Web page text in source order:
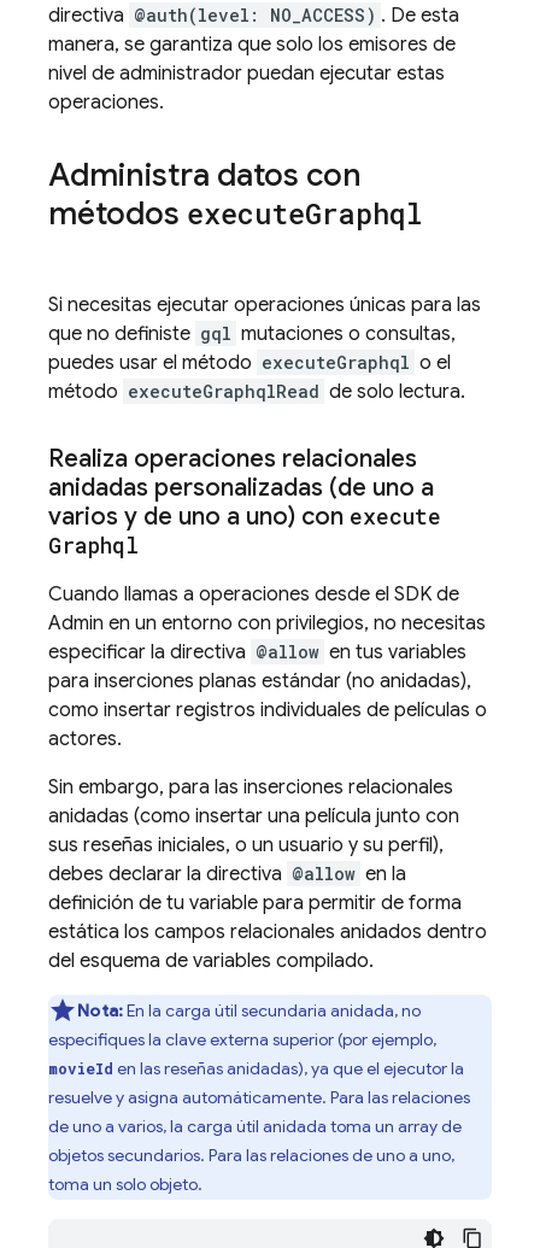
directiva @auth(level: NO_ACCESS) . De esta
manera, se garantiza que solo los emisores de
nivel de administrador puedan ejecutar estas
operaciones.
Administra datos con
métodos executeGraphql
Si necesitas ejecutar operaciones únicas para las
que no definiste gql mutaciones o consultas,
puedes usar el método executeGraphql o el
método executeGraphqlRead de solo lectura.
Realiza operaciones relacionales
anidadas personalizadas (de uno a
varios y de uno a uno) con execute
Graphql
Cuando llamas a operaciones desde el SDK de
Admin en un entorno con privilegios, no necesitas
especificar la directiva @allow en tus variables
para inserciones planas estándar (no anidadas),
como insertar registros individuales de películas o
actores.
Sin embargo, para las inserciones relacionales
anidadas (como insertar una película junto con
sus reseñas iniciales, o un usuario y su perfil),
debes declarar la directiva @allow en la
definición de tu variable para permitir de forma
estática los campos relacionales anidados dentro
del esquema de variables compilado.
Nota:En la carga útil secundaria anidada, no
especifiques la clave externa superior (por ejemplo,
movieId en las reseñas anidadas), ya que el ejecutor la
resuelve y asigna automáticamente. Para las relaciones
de uno a varios, la carga útil anidada toma un array de
objetos secundarios. Para las relaciones de uno a uno,
toma un solo objeto.